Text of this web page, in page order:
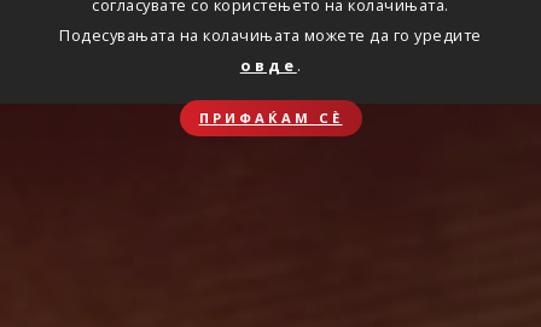
согласувате со користењето на колачињата.
Подесувањата на колачињата можете да го уредите
овде .
ПРИФАЌАМ СЀ